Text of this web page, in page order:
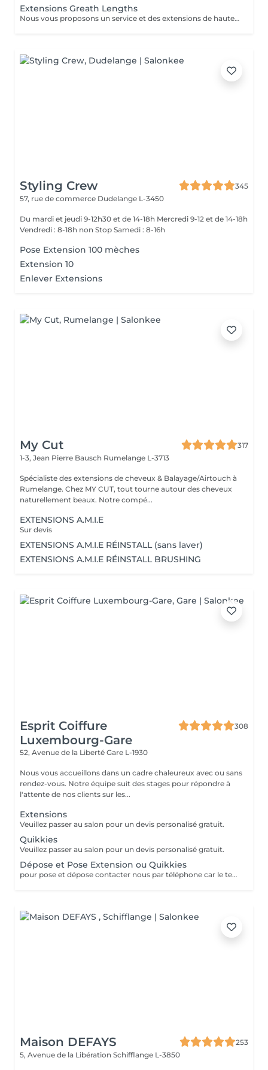
Extensions Greath Lengths
Nous vous proposons un service et des extensions de haute qualité, en collaborant avec la marque exclusive Great Lengths! En cas de questions veuillez appeler au +352 26 35 02 89 Devis gratuit!
Styling Crew
345
57, rue de commerce Dudelange L-3450
Du mardi et jeudi 9-12h30 et de 14-18h Mercredi 9-12 et de 14-18h
Vendredi : 8-18h non Stop Samedi : 8-16h
Pose Extension 100 mèches
Extension 10
Enlever Extensions
My Cut
317
1-3, Jean Pierre Bausch Rumelange L-3713
Spécialiste des extensions de cheveux & Balayage/Airtouch à
Rumelange. Chez MY CUT, tout tourne autour des cheveux
naturellement beaux. Notre compé...
EXTENSIONS A.M.I.E
Sur devis
EXTENSIONS A.M.I.E RÉINSTALL (sans laver)
EXTENSIONS A.M.I.E RÉINSTALL BRUSHING
Esprit Coiffure
Luxembourg-Gare
308
52, Avenue de la Liberté Gare L-1930
Nous vous accueillons dans un cadre chaleureux avec ou sans
rendez-vous. Notre équipe suit des stages pour répondre à
l'attente de nos clients sur les...
Extensions
Veuillez passer au salon pour un devis personalisé gratuit.
Quikkies
Veuillez passer au salon pour un devis personalisé gratuit.
Dépose et Pose Extension ou Quikkies
pour pose et dépose contacter nous par téléphone car le temps peut varier
Maison DEFAYS
253
5, Avenue de la Libération Schifflange L-3850